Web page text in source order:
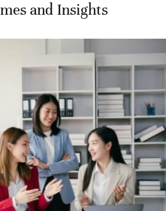
and Insights